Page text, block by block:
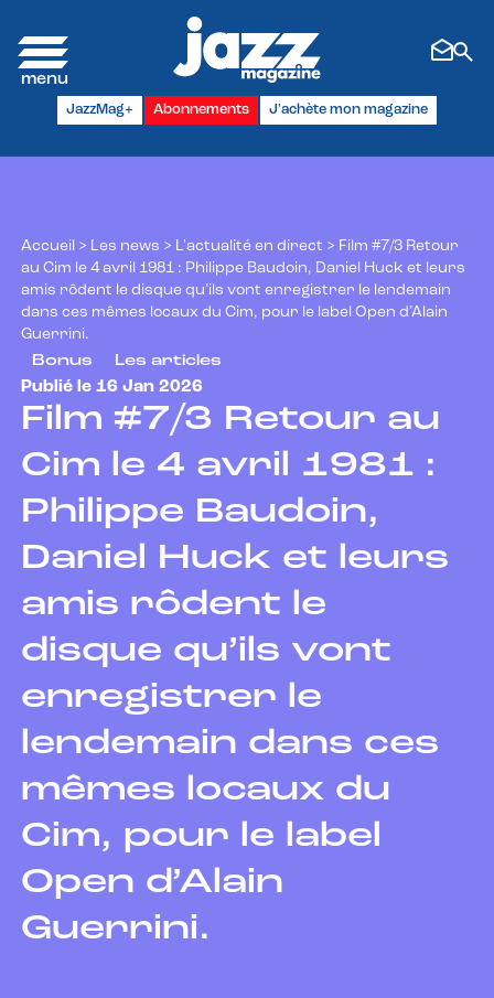
JazzMag+ Abonnements J'achète mon magazine
Accueil > Les news > L'actualité en direct > Film #7/3 Retour
au Cim le 4 avril 1981 : Philippe Baudoin, Daniel Huck et leurs
amis rôdent le disque qu’ils vont enregistrer le lendemain
dans ces mêmes locaux du Cim, pour le label Open d’Alain
Guerrini.
Bonus
Les articles
Publié le 16 Jan 2026
Film #7/3 Retour au
Cim le 4 avril 1981 :
Philippe Baudoin,
Daniel Huck et leurs
amis rôdent le
disque qu’ils vont
enregistrer le
lendemain dans ces
mêmes locaux du
Cim, pour le label
Open d’Alain
Guerrini.